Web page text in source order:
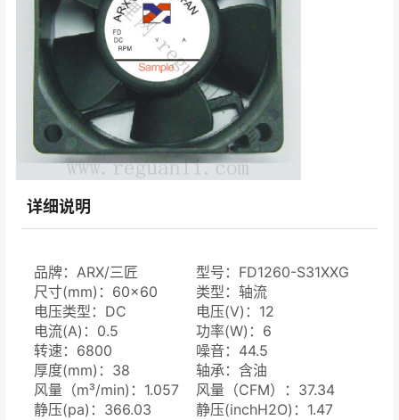
详细说明
品牌：ARX/三匠
型号：FD1260-S31XXG
尺寸(mm)：60×60
类型：轴流
电压类型：DC
电压(V)：12
电流(A)：0.5
功率(W)：6
转速：6800
噪音：44.5
厚度(mm)：38
轴承：含油
风量（m³/min)：1.057
风量（CFM）：37.34
静压(pa)：366.03
静压(inchH2O)：1.47